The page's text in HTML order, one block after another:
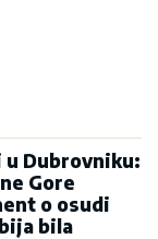
Dubrovniku:
Gore
o osudi
bila